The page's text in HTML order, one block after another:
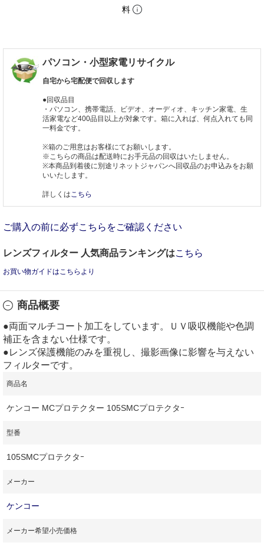
料
パソコン・小型家電リサイクル
自宅から宅配便で回収します
●回収品目
・パソコン、携帯電話、ビデオ、オーディオ、キッチン家電、生
活家電など400品目以上が対象です。箱に入れば、何点入れても同
一料金です。
※箱のご用意はお客様にてお願いします。
※こちらの商品は配送時にお手元品の回収はいたしません。
※本商品到着後に別途リネットジャパンへ回収品のお申込みをお願
いいたします。
詳しくはこちら
ご購入の前に必ずこちらをご確認ください
レンズフィルター 人気商品ランキングはこちら
お買い物ガイドはこちらより
商品概要
●両面マルチコート加工をしています。ＵＶ吸収機能や色調
補正を含まない仕様です。
●レンズ保護機能のみを重視し、撮影画像に影響を与えない
フィルターです。
商品名
ケンコー MCプロテクター 105SMCプロテクタｰ
型番
105SMCプロテクタｰ
メーカー
ケンコー
メーカー希望小売価格